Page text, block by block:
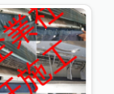
需求提供選擇